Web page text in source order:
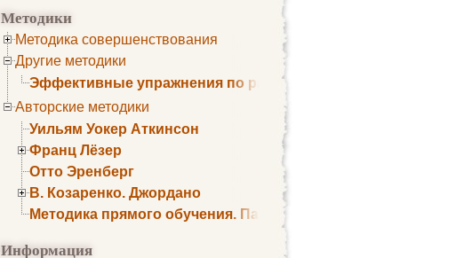
Методики
Методика совершенствования
Другие методики
Эффективные упражнения по развитию памяти
Авторские методики
Уильям Уокер Аткинсон
Франц Лёзер
Отто Эренберг
В. Козаренко. Джордано
Методика прямого обучения. Пауль Шелли
Информация